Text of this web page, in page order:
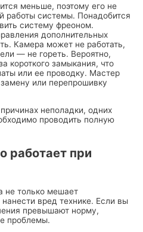
меньше, поэтому его не
работы системы. Понадобится
систему фреоном.
дополнительных
Камера может не работать,
— не гореть. Вероятно,
короткого замыкания, что
или ее проводку. Мастер
или перепрошивку
неполадки, одних
проводить полную
работает при
не только мешает
вред технике. Если вы
превышают норму,
проблемы.